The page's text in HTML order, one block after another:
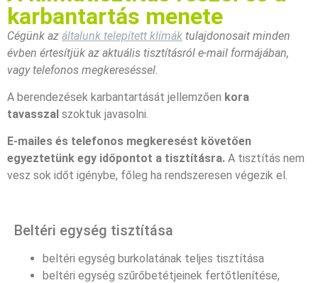
karbantartás menete
Cégünk az általunk telepített klímák tulajdonosait minden
évben értesítjük az aktuális tisztításról e-mail formájában,
vagy telefonos megkereséssel.
A berendezések karbantartását jellemzően kora
tavasszal szoktuk javasolni.
E-mailes és telefonos megkeresést követően
egyeztetünk egy időpontot a tisztításra. A tisztítás nem
vesz sok időt igénybe, főleg ha rendszeresen végezik el.
Beltéri egység tisztítása
beltéri egység burkolatának teljes tisztítása
beltéri egység szűrőbetétjeinek fertőtlenítése,